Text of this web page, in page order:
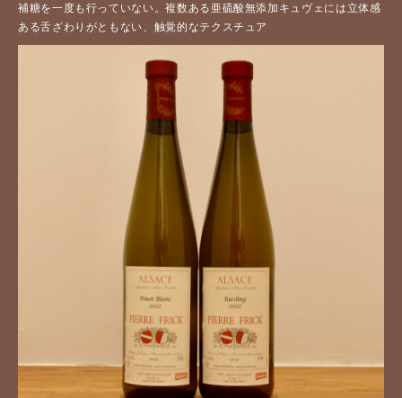
補糖を一度も行っていない。複数ある亜硫酸無添加キュヴェには立体感
ある舌ざわりがともない、触覚的なテクスチュア